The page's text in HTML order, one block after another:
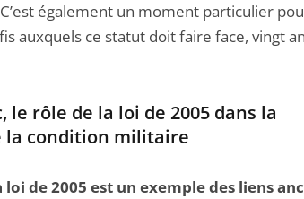
également un moment particulier
auxquels ce statut doit faire face, vingt
le rôle de la loi de 2005 dans la
la condition militaire
de 2005 est un exemple des liens